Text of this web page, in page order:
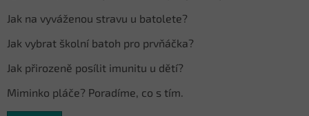
Jak na vyváženou stravu u batolete?
Jak vybrat školní batoh pro prvňáčka?
Jak přirozeně posílit imunitu u dětí?
Miminko pláče? Poradíme, co s tím.